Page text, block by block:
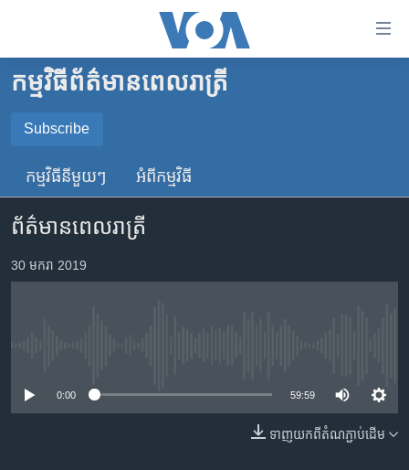
គេហទំព័រ​
ទាក់ទង
រំលង​
ទំព័រ​
ព័ត៌មាន​​
តែ​
ម្តង
រចនា
កម្ពុជា
អន្តរជាតិ
ចិន
ហេឡូវីអូអេ
កម្ពុជាច្នៃប្រតិដ្ឋ
កម្មវិធីទាំងអស់
កម្មវិធី​ព័ត៌មាន​ពេលរាត្រី
Subscribe
SUBSCRIBE
YouTube Music
កម្មវិធី​នីមួយៗ អំពី​កម្មវិធី​
ព័ត៌មានពេលរាត្រី
30 មករា 2019
0:00 59:59
ទាញ​យក​ពី​តំណភ្ជាប់​ដើម